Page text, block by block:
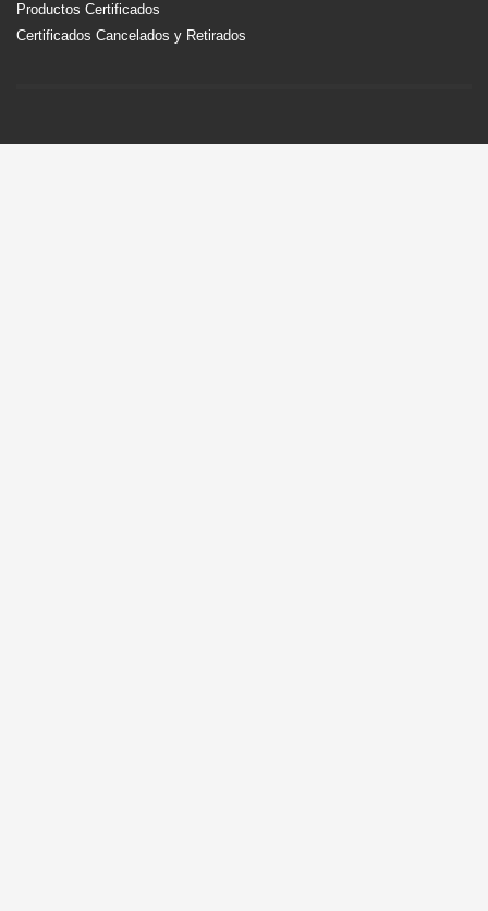
Productos Certificados
Certificados Cancelados y Retirados